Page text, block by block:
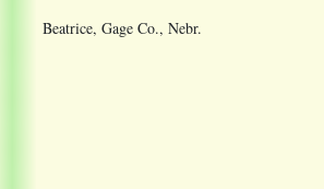
Beatrice, Gage Co., Nebr.